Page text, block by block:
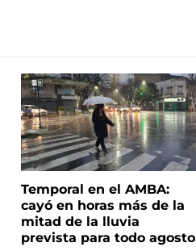
Temporal en el AMBA:
cayó en horas más de la
mitad de la lluvia
prevista para todo agosto